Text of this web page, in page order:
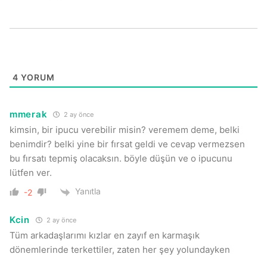
4 YORUM
mmerak 2 ay önce
kimsin, bir ipucu verebilir misin? veremem deme, belki
benimdir? belki yine bir fırsat geldi ve cevap vermezsen
bu fırsatı tepmiş olacaksın. böyle düşün ve o ipucunu
lütfen ver.
-2 Yanıtla
Kcin 2 ay önce
Tüm arkadaşlarımı kızlar en zayıf en karmaşık
dönemlerinde terkettiler, zaten her şey yolundayken